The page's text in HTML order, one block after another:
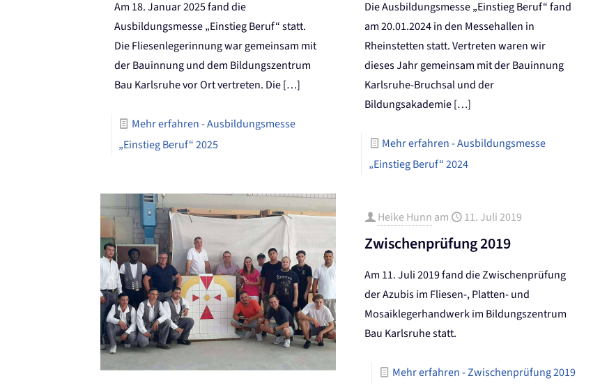
Am 18. Januar 2025 fand die
Ausbildungsmesse „Einstieg Beruf“ statt.
Die Fliesenlegerinnung war gemeinsam mit
der Bauinnung und dem Bildungszentrum
Bau Karlsruhe vor Ort vertreten. Die[…]
Mehr erfahren- Ausbildungsmesse
„Einstieg Beruf“ 2025
Die Ausbildungsmesse „Einstieg Beruf“ fand
am 20.01.2024 in den Messehallen in
Rheinstetten statt. Vertreten waren wir
dieses Jahr gemeinsam mit der Bauinnung
Karlsruhe-Bruchsal und der
Bildungsakademie[…]
Mehr erfahren- Ausbildungsmesse
„Einstieg Beruf“ 2024
Heike Hunn am 11. Juli 2019
Zwischenprüfung 2019
Am 11. Juli 2019 fand die Zwischenprüfung
der Azubis im Fliesen-, Platten- und
Mosaiklegerhandwerk im Bildungszentrum
Bau Karlsruhe statt.
Mehr erfahren- Zwischenprüfung 2019